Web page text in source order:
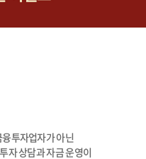
투자업자가 아닌
자 상담과 자금 운영이